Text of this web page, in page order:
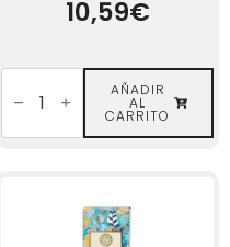
10,59€
Manteca
Corporal
Orgánica
Espino
AÑADIR
AL
CARRITO